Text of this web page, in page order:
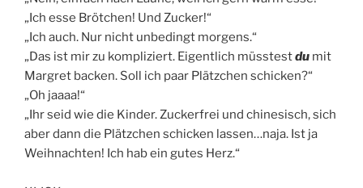
„Ich esse Brötchen! Und Zucker!“
„Ich auch. Nur nicht unbedingt morgens.“
„Das ist mir zu kompliziert. Eigentlich müsstestdu mit
Margret backen. Soll ich paar Plätzchen schicken?“
„Oh jaaaa!“
„Ihr seid wie die Kinder. Zuckerfrei und chinesisch, sich
aber dann die Plätzchen schicken lassen…naja. Ist ja
Weihnachten! Ich hab ein gutes Herz.“